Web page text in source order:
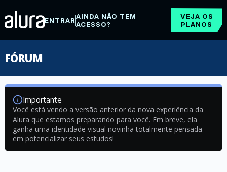
ENTRARAINDA NÃO TEM
ACESSO?
VEJA OS
PLANOS
FÓRUM
Importante
Você está vendo a versão anterior da nova experiência da
Alura que estamos preparando para você. Em breve, ela
ganha uma identidade visual novinha totalmente pensada
em potencializar seus estudos!